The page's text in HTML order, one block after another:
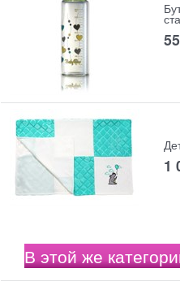
1
В этой же